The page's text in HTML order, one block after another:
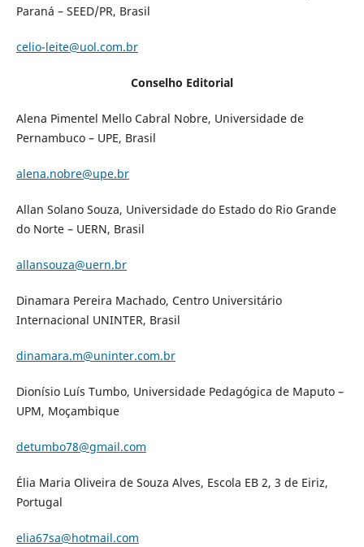
Paraná – SEED/PR, Brasil
celio-leite@uol.com.br
Conselho Editorial
Alena Pimentel Mello Cabral Nobre, Universidade de
Pernambuco – UPE, Brasil
alena.nobre@upe.br
Allan Solano Souza, Universidade do Estado do Rio Grande
do Norte – UERN, Brasil
allansouza@uern.br
Dinamara Pereira Machado, Centro Universitário
Internacional UNINTER, Brasil
dinamara.m@uninter.com.br
Dionísio Luís Tumbo, Universidade Pedagógica de Maputo –
UPM, Moçambique
detumbo78@gmail.com
Élia Maria Oliveira de Souza Alves, Escola EB 2, 3 de Eiriz,
Portugal
elia67sa@hotmail.com